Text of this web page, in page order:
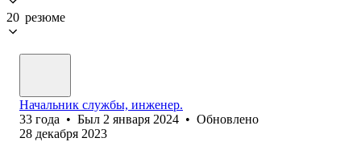
20 резюме
Начальник службы, инженер.
33 года • Был 2 января 2024 • Обновлено
28 декабря 2023